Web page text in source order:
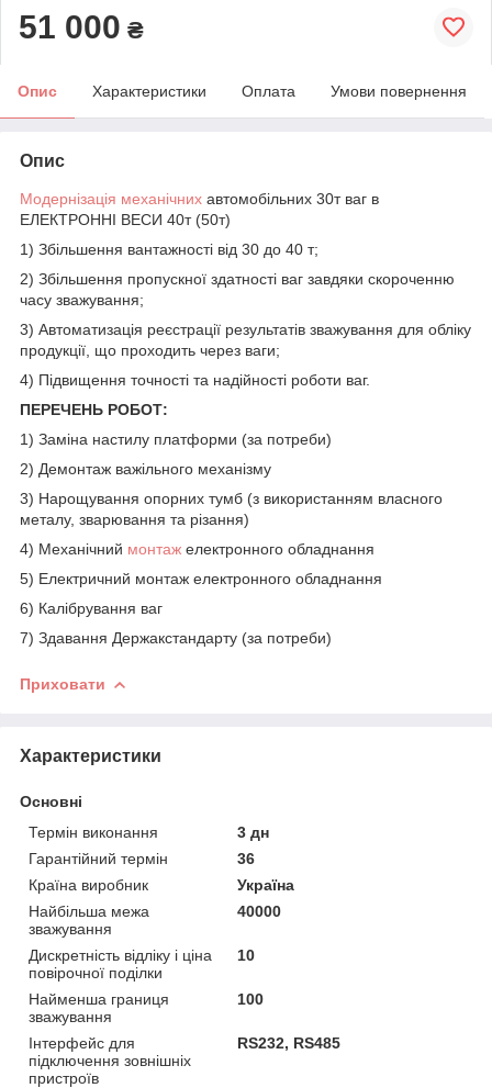
51 000 ₴
Опис Характеристики Оплата Умови повернення
Опис
Модернізація механічних автомобільних 30т ваг в
ЕЛЕКТРОННІ ВЕСИ 40т (50т)
1) Збільшення вантажності від 30 до 40 т;
2) Збільшення пропускної здатності ваг завдяки скороченню
часу зважування;
3) Автоматизація реєстрації результатів зважування для обліку
продукції, що проходить через ваги;
4) Підвищення точності та надійності роботи ваг.
ПЕРЕЧЕНЬ РОБОТ:
1) Заміна настилу платформи (за потреби)
2) Демонтаж важільного механізму
3) Нарощування опорних тумб (з використанням власного
металу, зварювання та різання)
4) Механічний монтаж електронного обладнання
5) Електричний монтаж електронного обладнання
6) Калібрування ваг
7) Здавання Держакстандарту (за потреби)
Приховати
Характеристики
Основні
Термін виконання
3 дн
Гарантійний термін
36
Країна виробник
Україна
Найбільша межа
зважування
40000
Дискретність відліку і ціна
повірочної поділки
10
Найменша границя
зважування
100
Інтерфейс для
підключення зовнішніх
пристроїв
RS232, RS485